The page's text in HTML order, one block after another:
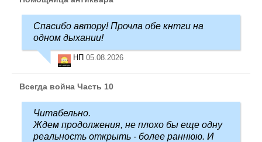
Спасибо автору! Прочла обе кнтги на
одном дыхании!
НП 05.08.2026
Всегда война Часть 10
Читабельно.
Ждем продолжения, не плохо бы еще одну
реальность открыть - более раннюю. И